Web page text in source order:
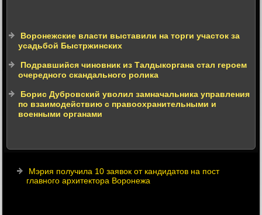
Воронежские власти выставили на торги участок за
усадьбой Быстржинских
Подравшийся чиновник из Талдыкоргана стал героем
очередного скандального ролика
Борис Дубровский уволил замначальника управления
по взаимодействию с правоохранительными и
военными органами
Мэрия получила 10 заявок от кандидатов на пост
главного архитектора Воронежа